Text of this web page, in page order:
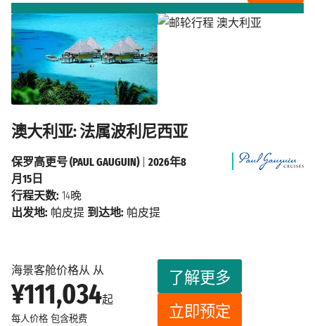
澳大利亚: 法属波利尼西亚
海景客舱价格从 从
¥111,034起
每人价格 包含税费
了解更多
立即预定
保罗高更号 (PAUL GAUGUIN)| 2026年8
月15日
行程天数: 14晚
出发地: 帕皮提 到达地: 帕皮提